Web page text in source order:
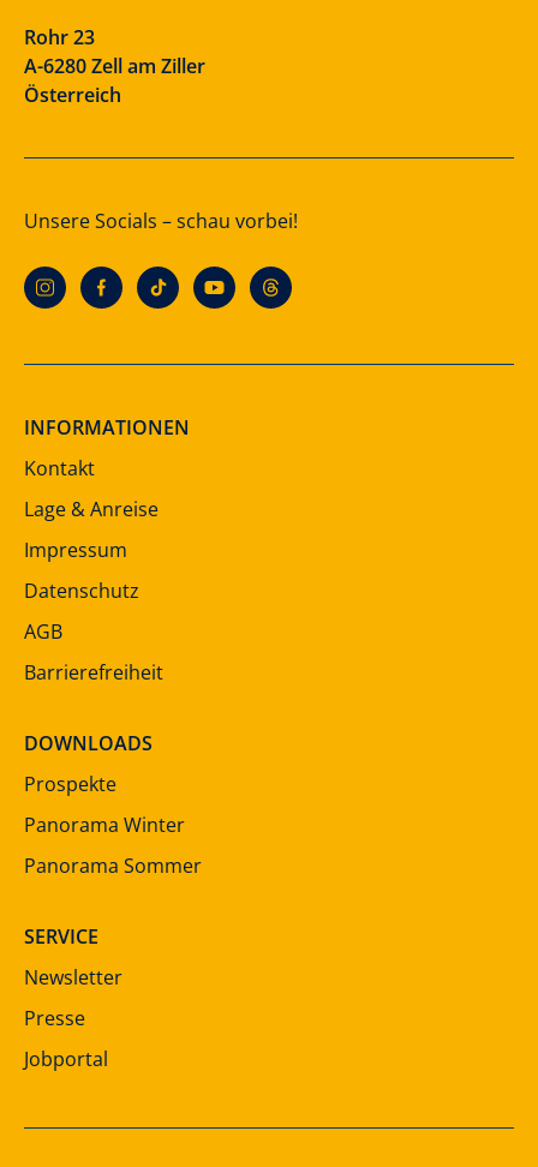
Rohr 23
A-6280 Zell am Ziller
Österreich
Unsere Socials – schau vorbei!
INFORMATIONEN
Kontakt
Lage & Anreise
Impressum
Datenschutz
AGB
Barrierefreiheit
DOWNLOADS
Prospekte
Panorama Winter
Panorama Sommer
SERVICE
Newsletter
Presse
Jobportal